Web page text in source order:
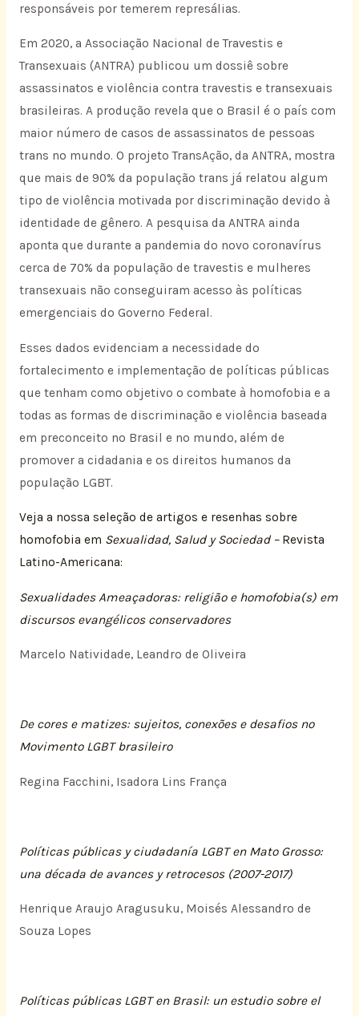
responsáveis por temerem represálias.
Em 2020, a Associação Nacional de Travestis e
Transexuais (ANTRA) publicou um dossiê sobre
assassinatos e violência contra travestis e transexuais
brasileiras. A produção revela que o Brasil é o país com
maior número de casos de assassinatos de pessoas
trans no mundo. O projeto TransAção, da ANTRA, mostra
que mais de 90% da população trans já relatou algum
tipo de violência motivada por discriminação devido à
identidade de gênero. A pesquisa da ANTRA ainda
aponta que durante a pandemia do novo coronavírus
cerca de 70% da população de travestis e mulheres
transexuais não conseguiram acesso às políticas
emergenciais do Governo Federal.
Esses dados evidenciam a necessidade do
fortalecimento e implementação de políticas públicas
que tenham como objetivo o combate à homofobia e a
todas as formas de discriminação e violência baseada
em preconceito no Brasil e no mundo, além de
promover a cidadania e os direitos humanos da
população LGBT.
Veja a nossa seleção de artigos e resenhas sobre
homofobia em Sexualidad, Salud y Sociedad – Revista
Latino-Americana:
Sexualidades Ameaçadoras: religião e homofobia(s) em
discursos evangélicos conservadores
Marcelo Natividade, Leandro de Oliveira
De cores e matizes: sujeitos, conexões e desafios no
Movimento LGBT brasileiro
Regina Facchini, Isadora Lins França
Políticas públicas y ciudadanía LGBT en Mato Grosso:
una década de avances y retrocesos (2007-2017)
Henrique Araujo Aragusuku, Moisés Alessandro de
Souza Lopes
Políticas públicas LGBT en Brasil: un estudio sobre el